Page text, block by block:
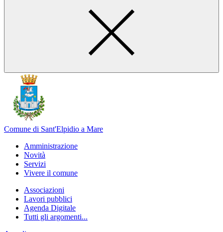
Comune di Sant'Elpidio a Mare
Amministrazione
Novità
Servizi
Vivere il comune
Associazioni
Lavori pubblici
Agenda Digitale
Tutti gli argomenti...